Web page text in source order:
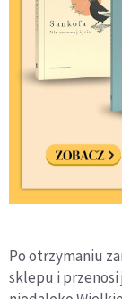
Po otrzymaniu
sklepu i